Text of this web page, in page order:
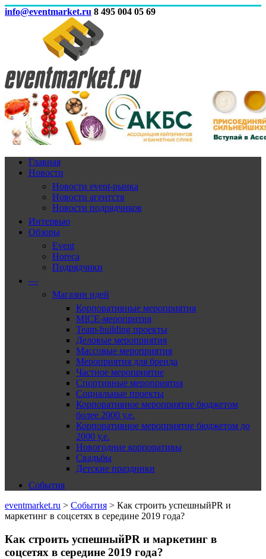
info@eventmarket.ru 8 495 004 05 69
Главная
Новости
Новости event-рынка
Новости агентств
Новости подрядчиков
Интервью
Обзоры
Event
Horeca
Подрядчики
—
Магазин идей
Корпоративные мероприятия
MICE-меропрития
Team-building проекты
Деловые мероприятия
Массовые мероприятия
Мероприятия для бренда
Частное мероприятие
Спортивные мероприятия
Социальные проекты
Корпоративное мероприятие бюджетом
более 2000 у.е.
Корпоративное мероприятие бюджетом до
2000 у.е.
Новогодние корпоративы
Свадьбы
Детские праздники
События
eventmarket.ru > События > Как строить успешныйPR и
маркетинг в соцсетях в середине 2019 года?
Как строить успешныйPR и маркетинг в
соцсетях в середине 2019 года?